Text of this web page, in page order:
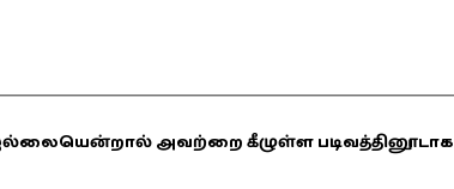
அவற்றை கீழுள்ள